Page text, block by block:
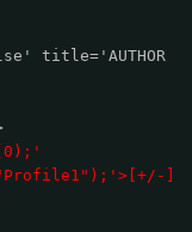
title='AUTHOR
]